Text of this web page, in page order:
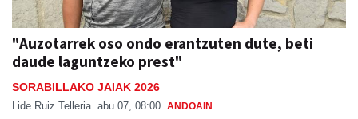
"Auzotarrek oso ondo erantzuten dute, beti
daude laguntzeko prest"
SORABILLAKO JAIAK 2026
Lide Ruiz Telleria abu 07, 08:00 ANDOAIN